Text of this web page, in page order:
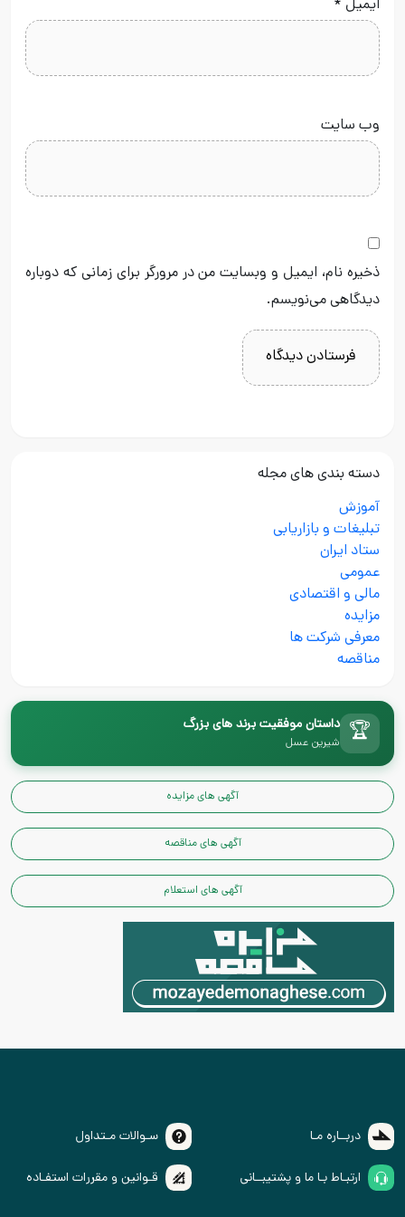
ایمیل *
وب‌ سایت
ذخیره نام، ایمیل و وبسایت من در مرورگر برای زمانی که دوباره
دیدگاهی می‌نویسم.
دسته بندی های مجله
آموزش
تبلیغات و بازاریابی
ستاد ایران
عمومی
مالی و اقتصادی
مزایده
معرفی شرکت ها
مناقصه
🏆 داستان موفقیت برند های بزرگ
شیرین عسل
آگهی های مزایده
آگهی های مناقصه
آگهی های استعلام
دربــاره مـا سـوالات مـتداول
ارتبـاط بـا ما و پشتیبــانی قـوانین و مقررات استفـاده